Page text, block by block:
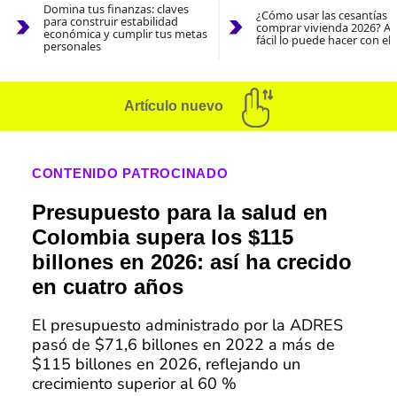
Domina tus finanzas: claves
para construir estabilidad
económica y cumplir tus metas
personales
¿Cómo usar las cesantías
comprar vivienda 2026?
fácil lo puede hacer con el
Artículo nuevo
CONTENIDO PATROCINADO
Presupuesto para la salud en
Colombia supera los $115
billones en 2026: así ha crecido
en cuatro años
El presupuesto administrado por la ADRES
pasó de $71,6 billones en 2022 a más de
$115 billones en 2026, reflejando un
crecimiento superior al 60 %